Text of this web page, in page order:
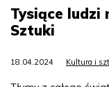
Tysiące ludzi
Sztuki
18.04.2024 Kultura i